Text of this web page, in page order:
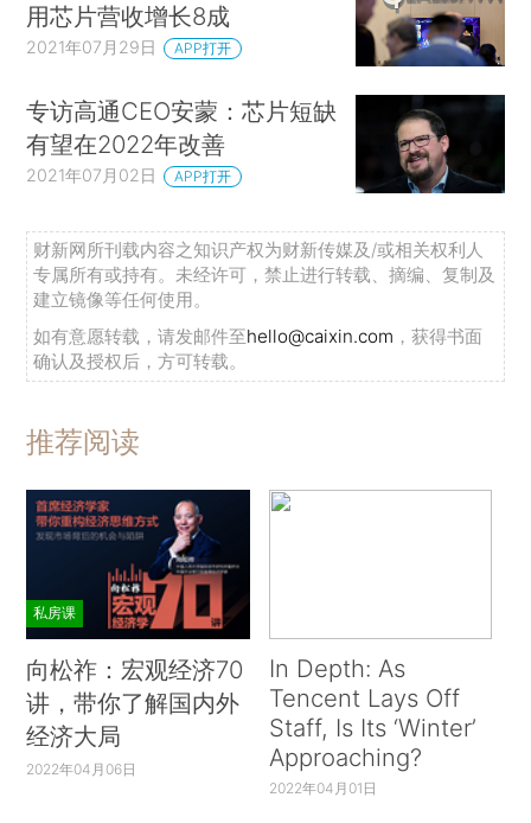
用芯片营收增长8成
2021年07月29日 APP打开
专访高通CEO安蒙：芯片短缺
有望在2022年改善
2021年07月02日 APP打开
财新网所刊载内容之知识产权为财新传媒及/或相关权利人
专属所有或持有。未经许可，禁止进行转载、摘编、复制及
建立镜像等任何使用。
如有意愿转载，请发邮件至hello@caixin.com ，获得书面
确认及授权后，方可转载。
推荐阅读
私房课
向松祚：宏观经济70
讲，带你了解国内外
经济大局
2022年04月06日
In Depth: As
Tencent Lays Off
Staff, Is Its ‘Winter’
Approaching?
2022年04月01日